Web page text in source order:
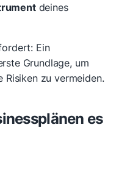
deines
Ein
Grundlage, um
Risiken zu vermeiden.
es